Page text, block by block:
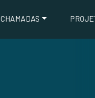
CHAMADAS